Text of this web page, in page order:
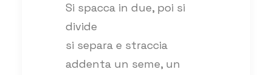
Si spacca in due, poi si
divide
si separa e straccia
addenta un seme, un